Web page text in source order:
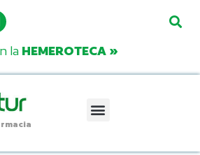
la HEMEROTECA »